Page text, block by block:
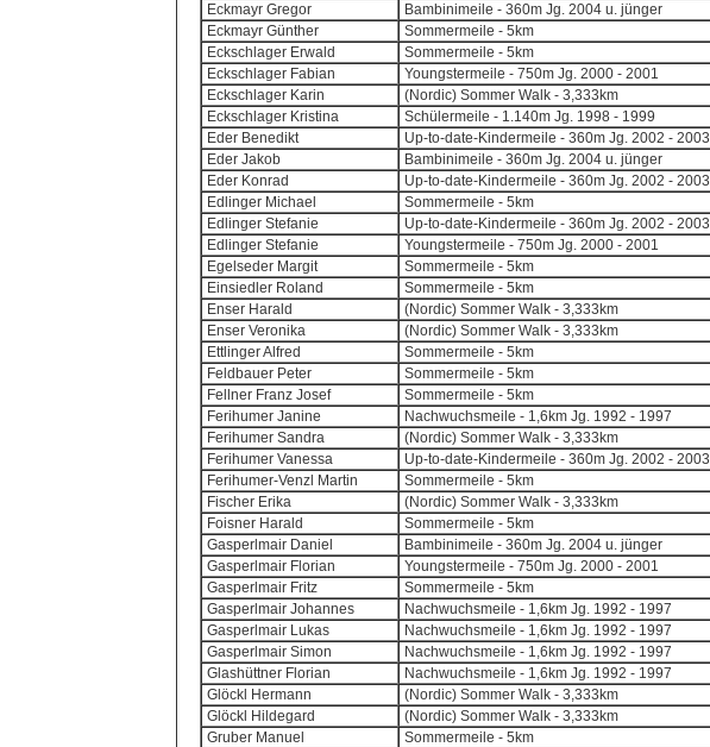
Eckmayr Gregor
Bambinimeile - 360m Jg. 2004 u. jünger
Eckmayr Günther
Sommermeile - 5km
Eckschlager Erwald
Sommermeile - 5km
Eckschlager Fabian
Youngstermeile - 750m Jg. 2000 - 2001
Eckschlager Karin
(Nordic) Sommer Walk - 3,333km
Eckschlager Kristina
Schülermeile - 1.140m Jg. 1998 - 1999
Eder Benedikt
Up-to-date-Kindermeile - 360m Jg. 2002 - 2003
Eder Jakob
Bambinimeile - 360m Jg. 2004 u. jünger
Eder Konrad
Up-to-date-Kindermeile - 360m Jg. 2002 - 2003
Edlinger Michael
Sommermeile - 5km
Edlinger Stefanie
Up-to-date-Kindermeile - 360m Jg. 2002 - 2003
Edlinger Stefanie
Youngstermeile - 750m Jg. 2000 - 2001
Egelseder Margit
Sommermeile - 5km
Einsiedler Roland
Sommermeile - 5km
Enser Harald
(Nordic) Sommer Walk - 3,333km
Enser Veronika
(Nordic) Sommer Walk - 3,333km
Ettlinger Alfred
Sommermeile - 5km
Feldbauer Peter
Sommermeile - 5km
Fellner Franz Josef
Sommermeile - 5km
Ferihumer Janine
Nachwuchsmeile - 1,6km Jg. 1992 - 1997
Ferihumer Sandra
(Nordic) Sommer Walk - 3,333km
Ferihumer Vanessa
Up-to-date-Kindermeile - 360m Jg. 2002 - 2003
Ferihumer-Venzl Martin
Sommermeile - 5km
Fischer Erika
(Nordic) Sommer Walk - 3,333km
Foisner Harald
Sommermeile - 5km
Gasperlmair Daniel
Bambinimeile - 360m Jg. 2004 u. jünger
Gasperlmair Florian
Youngstermeile - 750m Jg. 2000 - 2001
Gasperlmair Fritz
Sommermeile - 5km
Gasperlmair Johannes
Nachwuchsmeile - 1,6km Jg. 1992 - 1997
Gasperlmair Lukas
Nachwuchsmeile - 1,6km Jg. 1992 - 1997
Gasperlmair Simon
Nachwuchsmeile - 1,6km Jg. 1992 - 1997
Glashüttner Florian
Nachwuchsmeile - 1,6km Jg. 1992 - 1997
Glöckl Hermann
(Nordic) Sommer Walk - 3,333km
Glöckl Hildegard
(Nordic) Sommer Walk - 3,333km
Gruber Manuel
Sommermeile - 5km